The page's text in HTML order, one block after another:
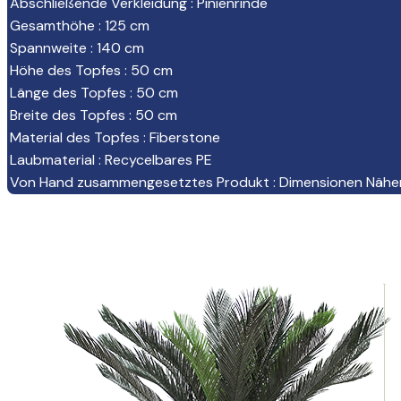
Gesamthöhe : 125 cm
Spannweite : 140 cm
Höhe des Topfes : 50 cm
Länge des Topfes : 50 cm
Breite des Topfes : 50 cm
Material des Topfes : Fiberstone
Laubmaterial : Recycelbares PE
Von Hand zusammengesetztes Produkt : Dimensionen